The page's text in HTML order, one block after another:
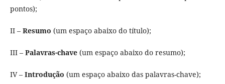
pontos);
II – Resumo (um espaço abaixo do título);
III – Palavras-chave(um espaço abaixo do resumo);
IV – Introdução (um espaço abaixo das palavras-chave);